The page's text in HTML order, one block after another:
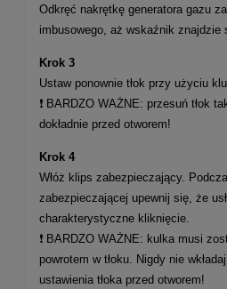
Odkręć nakrętkę generatora gazu
imbusowego, aż wskaźnik znajdzie
Krok 3
Ustaw ponownie tłok przy użyciu
❗ BARDZO WAŻNE: przesuń tłok
dokładnie przed otworem!
Krok 4
Włóż klips zabezpieczający.
zabezpieczającej upewnij się, że
charakterystyczne kliknięcie.
❗ BARDZO WAŻNE: kulka musi
powrotem w tłoku. Nigdy nie
ustawienia tłoka przed otworem!